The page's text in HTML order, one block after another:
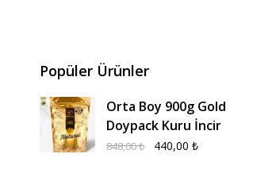
Popüler Ürünler
Orta Boy 900g Gold
Doypack Kuru İncir
848,00₺ 440,00 ₺